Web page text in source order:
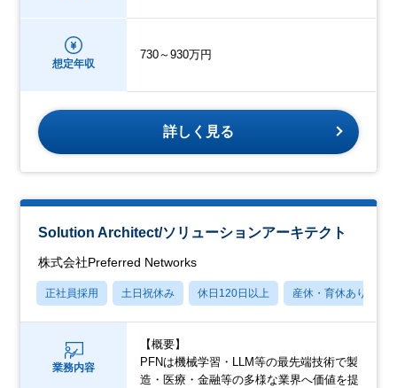
想定年収
730～930万円
詳しく見る
Solution Architect/ソリューションアーキテクト
株式会社Preferred Networks
正社員採用 土日祝休み 休日120日以上 産休・育休あり
業務内容
【概要】
PFNは機械学習・LLM等の最先端技術で製
造・医療・金融等の多様な業界へ価値を提